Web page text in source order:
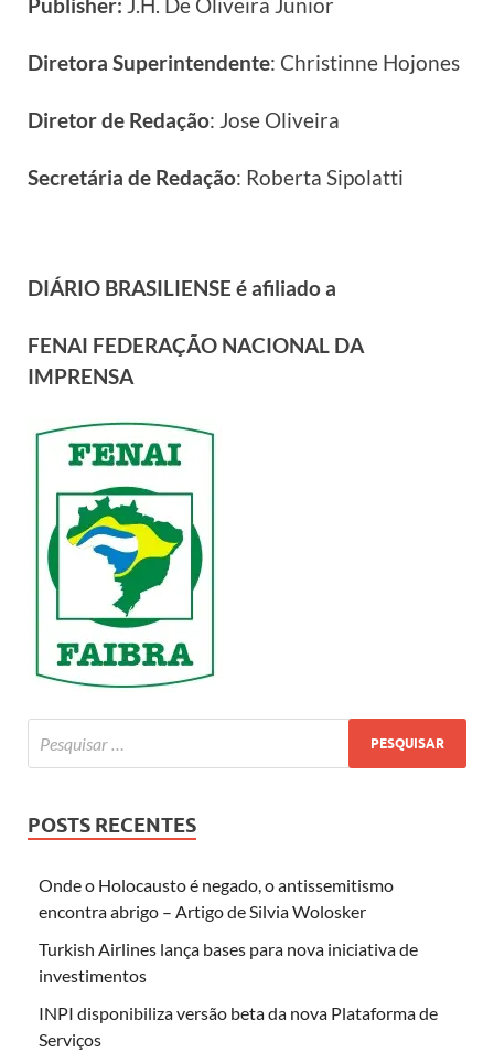
Publisher: J.H. De Oliveira Junior
Diretora Superintendente: Christinne Hojones
Diretor de Redação: Jose Oliveira
Secretária de Redação: Roberta Sipolatti
DIÁRIO BRASILIENSE é afiliado a
FENAI FEDERAÇÃO NACIONAL DA
IMPRENSA
POSTS RECENTES
Onde o Holocausto é negado, o antissemitismo
encontra abrigo – Artigo de Silvia Wolosker
Turkish Airlines lança bases para nova iniciativa de
investimentos
INPI disponibiliza versão beta da nova Plataforma de
Serviços